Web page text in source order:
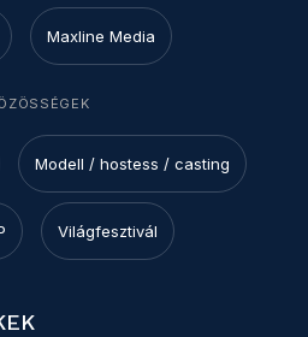
Maxline Media
Modell / hostess / casting
Világfesztivál